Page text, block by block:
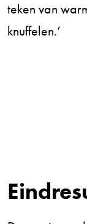
teken van
knuffelen.’